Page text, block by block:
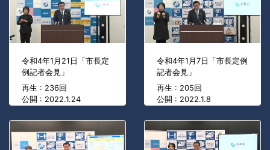
令和4年1月21日「市長定
例記者会見」
再生 : 236回
公開 : 2022.1.24
令和4年1月7日「市長定例
記者会見」
再生 : 205回
公開 : 2022.1.8